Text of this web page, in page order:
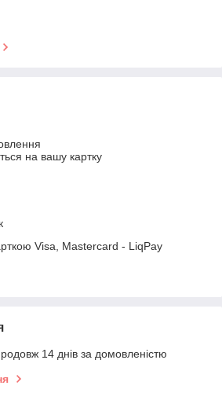
на вашу картку
Visa, Mastercard - LiqPay
14 днів за домовленістю